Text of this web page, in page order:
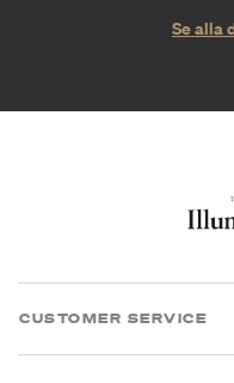
Se alla
CUSTOMER SERVICE